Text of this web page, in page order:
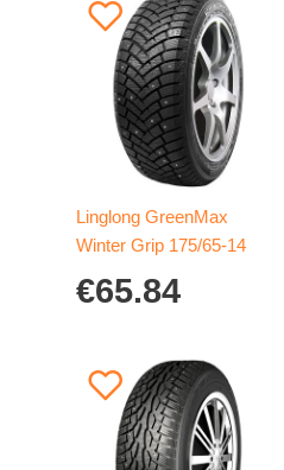
Linglong GreenMax
Winter Grip 175/65-14
€65.84